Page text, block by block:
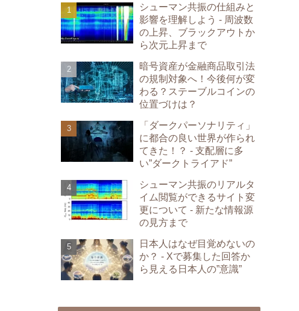
シューマン共振の仕組みと
影響を理解しよう - 周波数
の上昇、ブラックアウトか
ら次元上昇まで
暗号資産が金融商品取引法
の規制対象へ！今後何が変
わる？ステーブルコインの
位置づけは？
「ダークパーソナリティ」
に都合の良い世界が作られ
てきた！？ - 支配層に多
い”ダークトライアド”
シューマン共振のリアルタ
イム閲覧ができるサイト変
更について - 新たな情報源
の見方まで
日本人はなぜ目覚めないの
か？ - Xで募集した回答か
ら見える日本人の”意識”